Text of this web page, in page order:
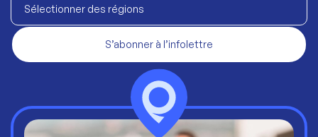
Sélectionner des régions
S’abonner à l’infolettre